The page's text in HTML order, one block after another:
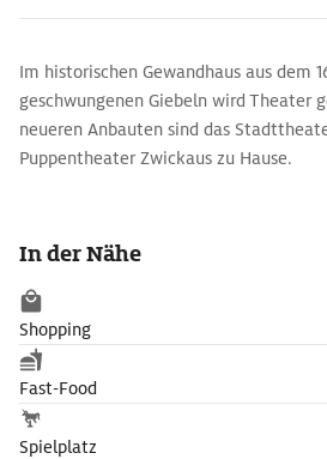
Im historischen Gewandhaus aus dem
geschwungenen Giebeln wird Theater
neueren Anbauten sind das
Puppentheater Zwickaus zu Hause.
In der Nähe
Shopping
Fast-Food
Spielplatz